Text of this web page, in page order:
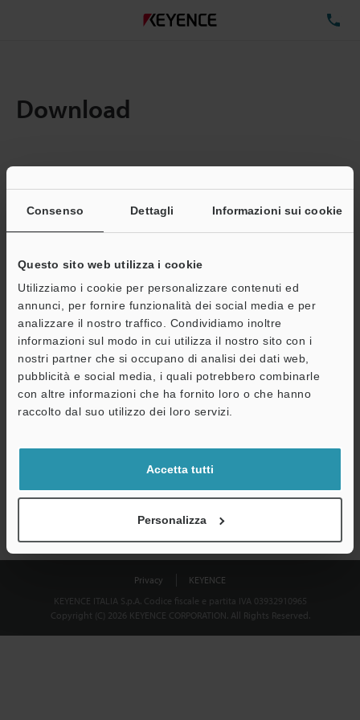
Consenso Dettagli Informazioni sui cookie
Questo sito web utilizza i cookie
Utilizziamo i cookie per personalizzare contenuti ed
annunci, per fornire funzionalità dei social media e per
analizzare il nostro traffico. Condividiamo inoltre
informazioni sul modo in cui utilizza il nostro sito con i
nostri partner che si occupano di analisi dei dati web,
pubblicità e social media, i quali potrebbero combinarle
con altre informazioni che ha fornito loro o che hanno
raccolto dal suo utilizzo dei loro servizi.
Accetta tutti
Personalizza
Download
Quantita: 1Dimensioni file totali:0.09MB
Indirizzo e-mail (obbligatorio)
Download
Dichiarazione sulla privacy
Privacy
KEYENCE
KEYENCE ITALIA S.p.A. Codice fiscale e partita IVA 03932910965
Copyright (C) 2026 KEYENCE CORPORATION. All Rights Reserved.